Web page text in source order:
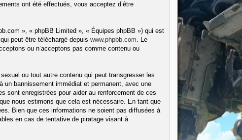
ont été effectués, vous acceptez d’être
», « phpBB Limited », « Équipes phpBB ») qui est
peut être téléchargé depuis www.phpbb.com. Le
ou n’acceptons pas comme contenu ou
ou tout autre contenu qui peut transgresser les
un bannissement immédiat et permanent, avec une
sont enregistrées pour aider au renforcement de ces
nous estimons que cela est nécessaire. En tant que
Bien que ces informations ne soient pas diffusées à
en cas de tentative de piratage visant à